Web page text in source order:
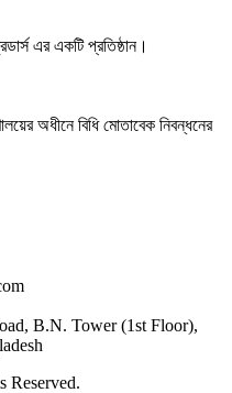
এর একটি প্রতিষ্ঠান।
অধীনে বিধি মোতাবেক নিবন্ধনের
B.N. Tower (1st Floor),
Reserved.